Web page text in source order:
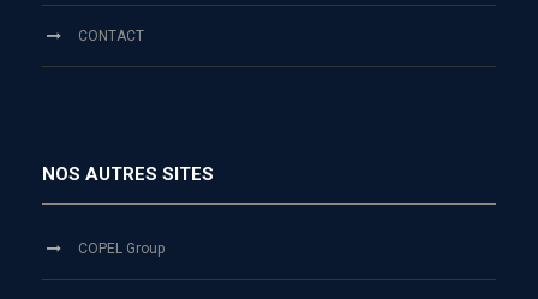
CONTACT
NOS AUTRES SITES
COPEL Group